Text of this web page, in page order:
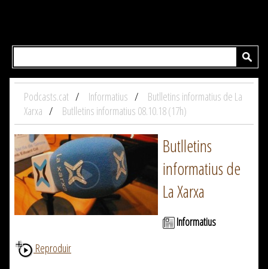
Podcasts.cat Informatius
Butlletins informatius de La
Xarxa
Butlletins informatius 08.10.18 (17h)
Butlletins
informatius de
La Xarxa
Informatius
Reproduir